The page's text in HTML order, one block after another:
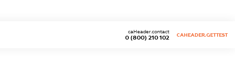
0 (800) 210 102
caHeader.contact
CAHEADER.GETTEST